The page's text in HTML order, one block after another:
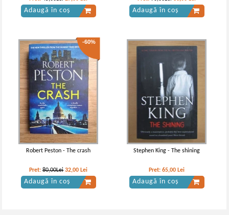
Adaugă în coș Adaugă în coș
-60%
Robert Peston - The crash
Pret:80,00Lei 32,00 Lei
Adaugă în coș
Stephen King - The shining
Pret:65,00 Lei
Adaugă în coș